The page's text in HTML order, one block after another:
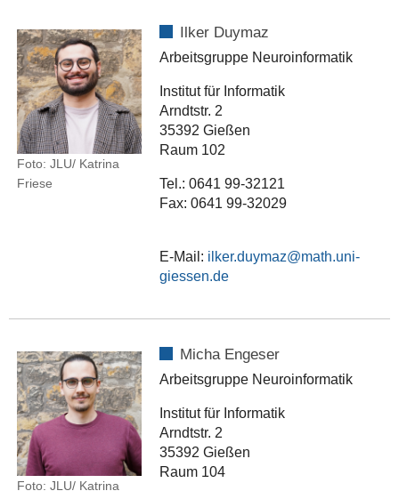
Foto: JLU/ Katrina
Friese
Ilker Duymaz
Arbeitsgruppe Neuroinformatik
Institut für Informatik
Arndtstr. 2
35392 Gießen
Raum 102
Tel.: 0641 99-32121
Fax: 0641 99-32029
E-Mail: ilker.duymaz
Foto: JLU/ Katrina
Micha Engeser
Arbeitsgruppe Neuroinformatik
Institut für Informatik
Arndtstr. 2
35392 Gießen
Raum 104